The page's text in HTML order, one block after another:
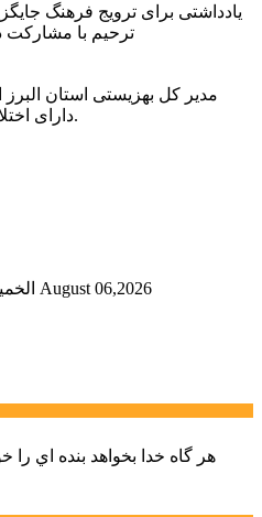
یادداشتی برای ترویج فرهنگ
ترحیم با مشارکت
دارای اختلالات بینایی در این استان خبر داد.
الخميس August 06,2026
هر گاه خدا بخواهد بنده اي را